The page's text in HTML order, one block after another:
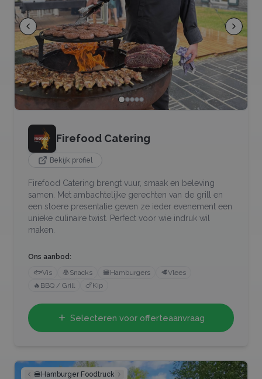
Firefood Catering
Bekijk profiel
Firefood Catering brengt vuur, smaak en beleving
samen. Met ambachtelijke gerechten van de grill en
een stoere presentatie geven ze ieder evenement een
unieke culinaire twist. Perfect voor wie indruk wil
maken.
Ons aanbod:
🐟Vis 🧆Snacks 🍔Hamburgers 🥩Vlees
🔥 BBQ / Grill 🍗Kip
Selecteren voor offerteaanvraag
🍔Hamburger Foodtruck